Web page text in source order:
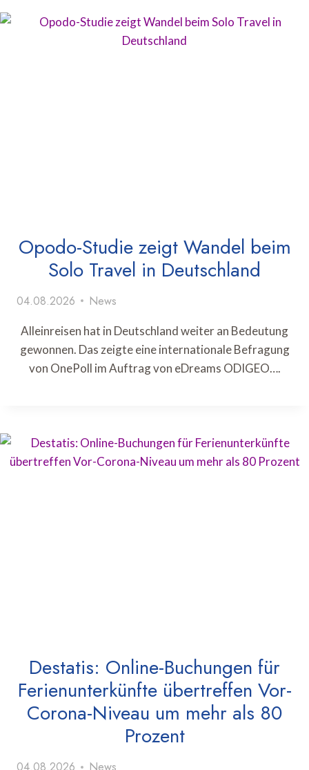
Opodo-Studie zeigt Wandel beim
Solo Travel in Deutschland
04.08.2026 News
Alleinreisen hat in Deutschland weiter an Bedeutung
gewonnen. Das zeigte eine internationale Befragung
von OnePoll im Auftrag von eDreams ODIGEO….
Destatis: Online-Buchungen für
Ferienunterkünfte übertreffen Vor-
Corona-Niveau um mehr als 80
Prozent